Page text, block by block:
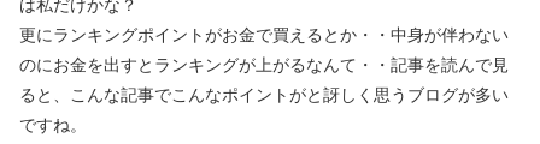
は私だけかな？
更にランキングポイントがお金で買えるとか・・中身が伴わない
のにお金を出すとランキングが上がるなんて・・記事を読んで見
ると、こんな記事でこんなポイントがと訝しく思うブログが多い
ですね。